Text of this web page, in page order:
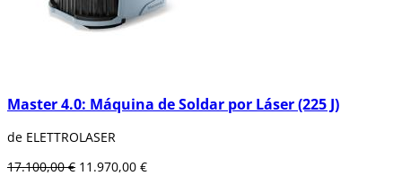
Master 4.0: Máquina de Soldar por Láser (225 J)
de ELETTROLASER
17.100,00 € 11.970,00 €